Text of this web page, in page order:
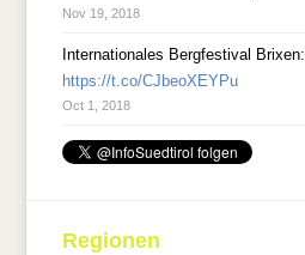
Nov 19, 2018
Internationales Bergfestival Brixen:
https://t.co/CJbeoXEYPu
Oct 1, 2018
Regionen